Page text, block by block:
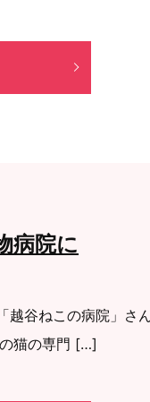
病院に
谷ねこの病院」さ
猫の専門 […]